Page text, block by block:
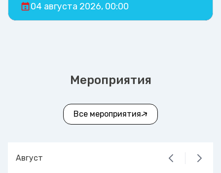
04 августа 2026, 00:00
Мероприятия
Все мероприятия
Август